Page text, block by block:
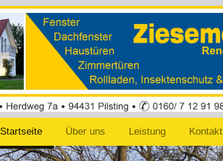
Startseite Über uns Leistung Kontakt